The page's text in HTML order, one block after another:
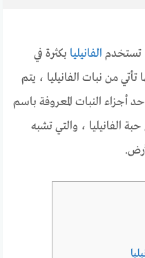
تستخدم الفانيليا بكثرة في
تأتي من نبات الفانيليا ، يتم
أجزاء النبات المعروفة باسم
الفانيليا ، والتي تشبه